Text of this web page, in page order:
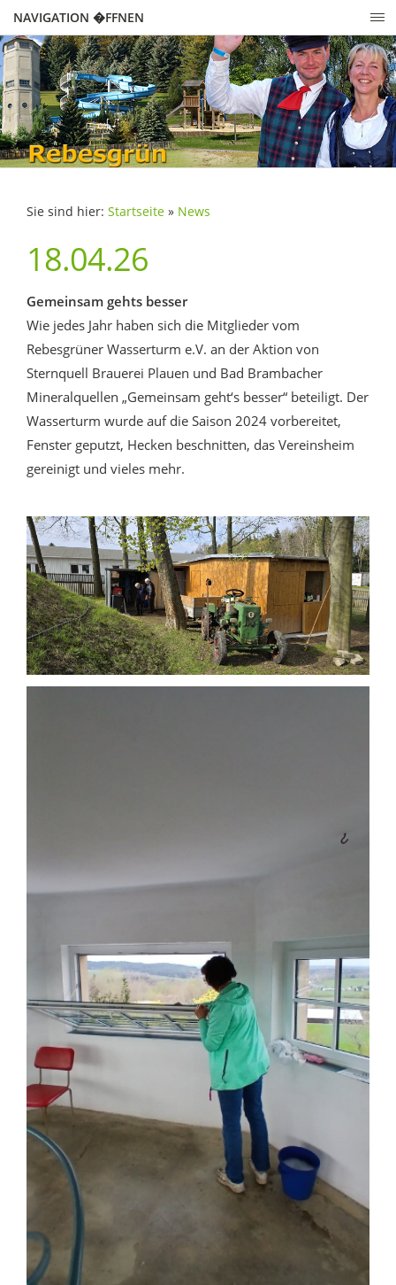
NAVIGATION �FFNEN
Sie sind hier: Startseite » News
18.04.26
Gemeinsam gehts besser
Wie jedes Jahr haben sich die Mitglieder vom
Rebesgrüner Wasserturm e.V. an der Aktion von
Sternquell Brauerei Plauen und Bad Brambacher
Mineralquellen „Gemeinsam geht‘s besser“ beteiligt. Der
Wasserturm wurde auf die Saison 2024 vorbereitet,
Fenster geputzt, Hecken beschnitten, das Vereinsheim
gereinigt und vieles mehr.